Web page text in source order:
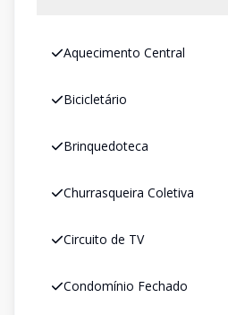
Aquecimento Central
Bicicletário
Brinquedoteca
Churrasqueira Coletiva
Circuito de TV
Condomínio Fechado